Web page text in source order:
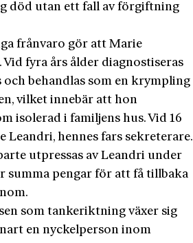
död utan ett fall av förgiftning
frånvaro gör att Marie
fyra års ålder diagnostiseras
behandlas som en krympling
vilket innebär att hon
isolerad i familjens hus. Vid 16
Leandri, hennes fars sekreterare.
utpressas av Leandri under
summa pengar för att få tillbaka
som tankeriktning växer sig
en nyckelperson inom